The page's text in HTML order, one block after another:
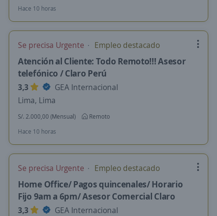
Hace 10 horas
Se precisa Urgente Empleo destacado
Atención al Cliente: Todo Remoto!!! Asesor
telefónico / Claro Perú
3,3
GEA Internacional
Lima, Lima
S/. 2.000,00 (Mensual)
Remoto
Hace 10 horas
Se precisa Urgente Empleo destacado
Home Office/ Pagos quincenales/ Horario
Fijo 9am a 6pm/ Asesor Comercial Claro
3,3
GEA Internacional